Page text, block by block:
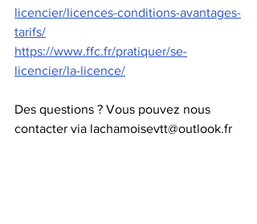
licencier/licences-conditions-avantages-
tarifs/
https://www.ffc.fr/pratiquer/se-
licencier/la-licence/
Des questions ? Vous pouvez nous
contacter via lachamoisevtt@outlook.fr